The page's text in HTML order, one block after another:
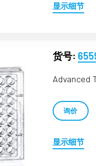
显示细节
货号:
Advanced
询价
显示细节